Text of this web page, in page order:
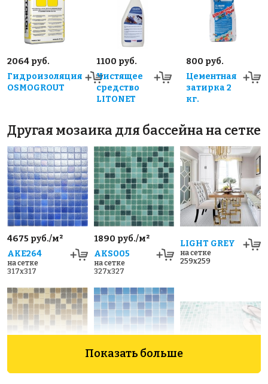
2064 руб.
Гидроизоляция
OSMOGROUT
1100 руб.
Чистящее
средство
LITONET
800 руб.
Цементная
затирка 2
кг.
Другая мозаика для бассейна на сетке
4675 руб./м²
AKE264
на сетке
317x317
1890 руб./м²
AKS005
на сетке
327x327
LIGHT GREY
на сетке
259x259
Показать больше